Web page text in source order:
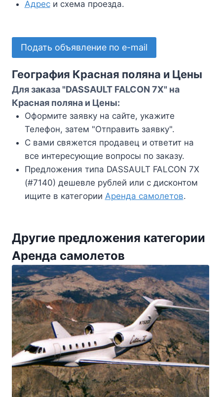
Адреси схема проезда.
Подать объявление по e-mail
География Красная поляна и Цены
Для заказа "DASSAULT FALCON 7X" на
Красная поляна и Цены:
Оформите заявку на сайте, укажите
Телефон, затем "Отправить заявку".
С вами свяжется продавец и ответит на
все интересующие вопросы по заказу.
Предложения типа DASSAULT FALCON 7X
(#7140) дешевле рублей или с дисконтом
ищите в категории Аренда самолетов.
Другие предложения категории
Аренда самолетов